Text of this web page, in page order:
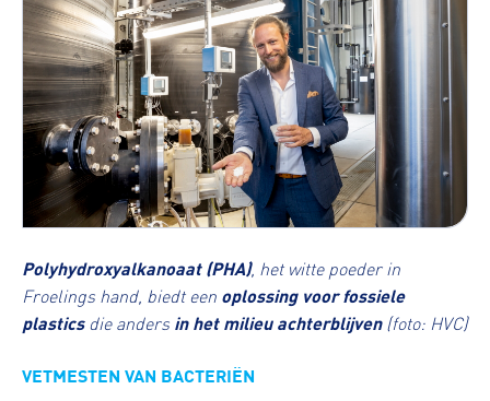
Polyhydroxyalkanoaat (PHA), het witte poeder in
Froelings hand, biedt een oplossing voor fossiele
plasticsdie anders in het milieu achterblijven(foto: HVC)
VETMESTEN VAN BACTERIËN